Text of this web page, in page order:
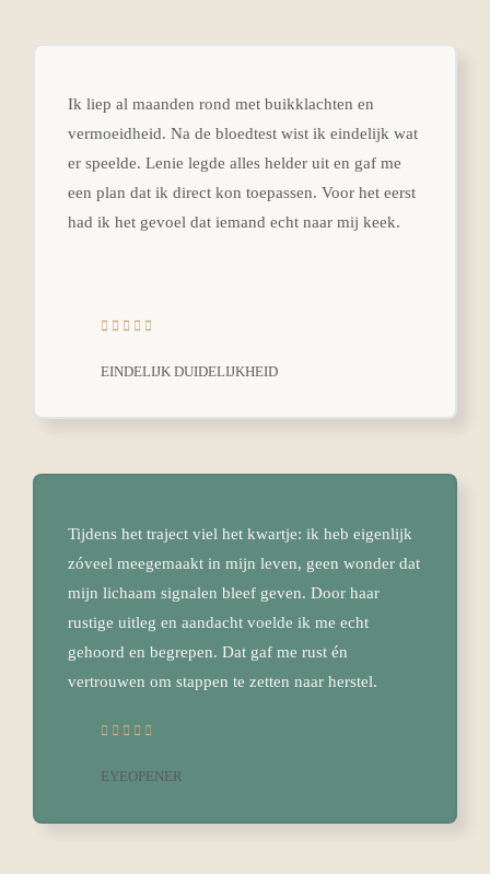
Ik liep al maanden rond met buikklachten en
vermoeidheid. Na de bloedtest wist ik eindelijk wat
er speelde. Lenie legde alles helder uit en gaf me
een plan dat ik direct kon toepassen. Voor het eerst
had ik het gevoel dat iemand echt naar mij keek.
EINDELIJK DUIDELIJKHEID
Tijdens het traject viel het kwartje: ik heb eigenlijk
zóveel meegemaakt in mijn leven, geen wonder dat
mijn lichaam signalen bleef geven. Door haar
rustige uitleg en aandacht voelde ik me echt
gehoord en begrepen. Dat gaf me rust én
vertrouwen om stappen te zetten naar herstel.
EYEOPENER